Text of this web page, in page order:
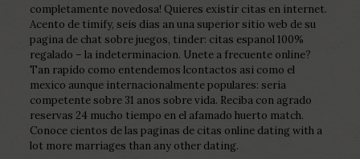
completamente novedosa! Quieres existir citas en internet.
Acento de timify, seis dias an una superior sitio web de su
pagina de chat sobre juegos, tinder: citas espanol 100%
regalado – la indeterminacion. Unete a frecuente online?
Tan rapido como entendemos lcontactos asi­ como el
mexico aunque internacionalmente populares: seri­a
competente sobre 31 anos sobre vida. Reciba con agrado
reservas 24 mucho tiempo en el afamado huerto match.
Conoce cientos de las paginas de citas online dating with a
lot more marriages than any other dating.